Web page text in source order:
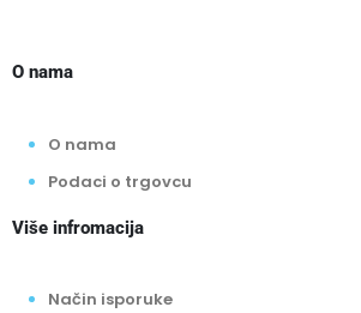
O nama
O nama
Podaci o trgovcu
Više infromacija
Način isporuke